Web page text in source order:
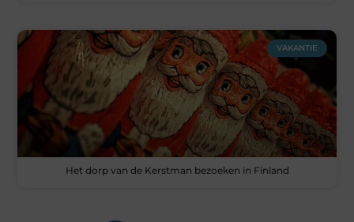
VAKANTIE
Het dorp van de Kerstman bezoeken in Finland